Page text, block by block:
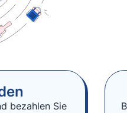
bezahlen Sie